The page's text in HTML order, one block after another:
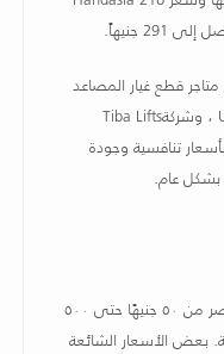
إلى 291 جنيهاً
.
قطع غيار المصاعد
Tiba Lifts، وشركة
تنافسية وجودة
بشكل عام.
تتراوح أسعار قطع غيار المصاعد الكهربائية في مصر من ٥٠ جنيهًا حتى ٥٠٠
بعض الأسعار الشائعة